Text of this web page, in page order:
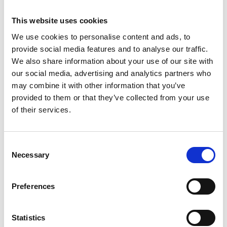
This website uses cookies
We use cookies to personalise content and ads, to
provide social media features and to analyse our traffic.
We also share information about your use of our site with
our social media, advertising and analytics partners who
may combine it with other information that you’ve
provided to them or that they’ve collected from your use
of their services.
Selection
Necessary
Preferences
Statistics
€96,80
€142,78
Livraison gratuite en 1-3 jours ouvrables, ou ramasser à
Etten-Leur ou Maaseik (contactez le service clientèle)
Ajouter au panier
Informations sur le produit Produits similaires